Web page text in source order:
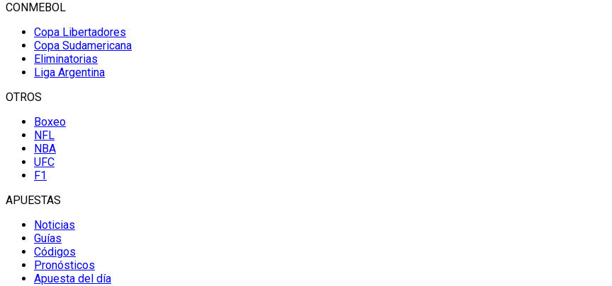
CONMEBOL
Copa Libertadores
Copa Sudamericana
Eliminatorias
Liga Argentina
OTROS
Boxeo
NFL
NBA
UFC
F1
APUESTAS
Noticias
Guías
Códigos
Pronósticos
Apuesta del día